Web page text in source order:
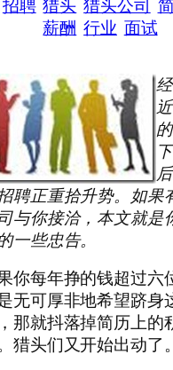
招聘 猎头 猎头公司
薪酬 行业 面试
聘正重拾升势。如果
与你接洽，本文就是
一些忠告。
你每年挣的钱超过六
无可厚非地希望跻身
那就抖落掉简历上的
猎头们又开始出动了。